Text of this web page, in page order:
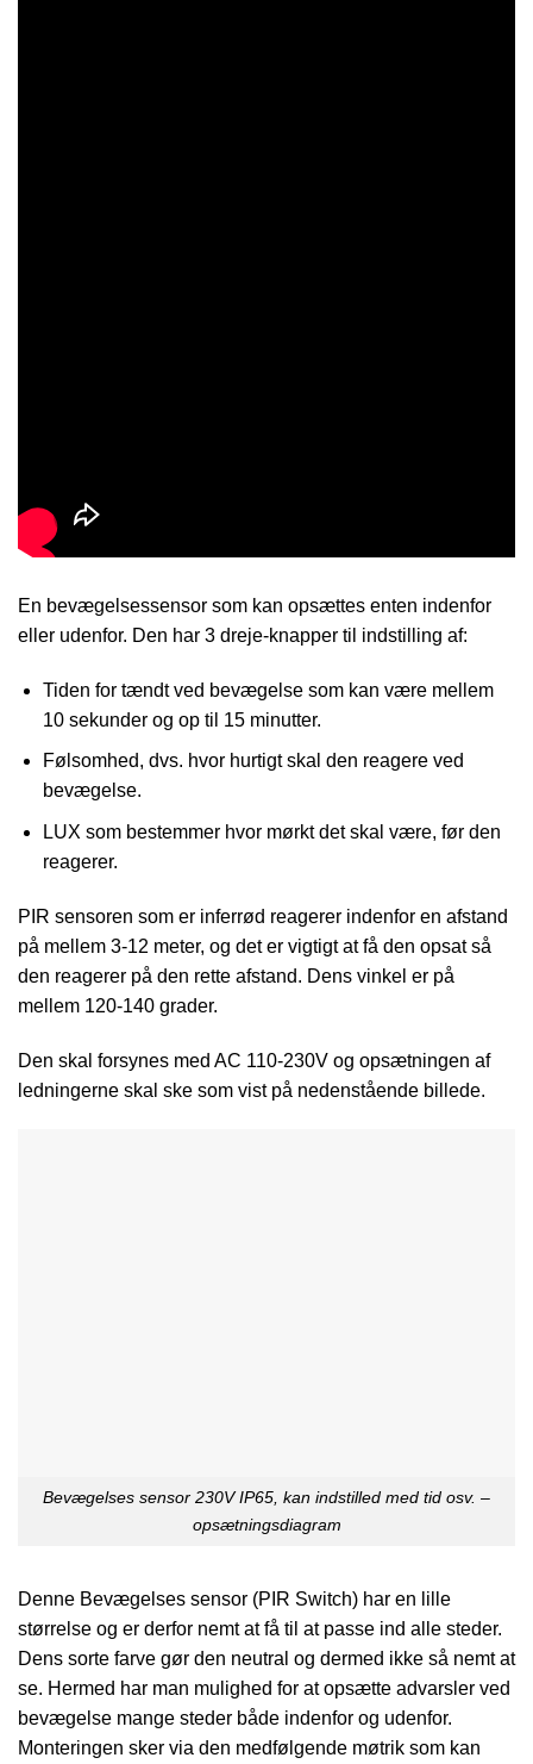
En bevægelsessensor som kan opsættes enten indenfor
eller udenfor. Den har 3 dreje-knapper til indstilling af:
Tiden for tændt ved bevægelse som kan være mellem
10 sekunder og op til 15 minutter.
Følsomhed, dvs. hvor hurtigt skal den reagere ved
bevægelse.
LUX som bestemmer hvor mørkt det skal være, før den
reagerer.
PIR sensoren som er inferrød reagerer indenfor en afstand
på mellem 3-12 meter, og det er vigtigt at få den opsat så
den reagerer på den rette afstand. Dens vinkel er på
mellem 120-140 grader.
Den skal forsynes med AC 110-230V og opsætningen af
ledningerne skal ske som vist på nedenstående billede.
Bevægelses sensor 230V IP65, kan indstilled med tid osv. –
opsætningsdiagram
Denne Bevægelses sensor (PIR Switch) har en lille
størrelse og er derfor nemt at få til at passe ind alle steder.
Dens sorte farve gør den neutral og dermed ikke så nemt at
se. Hermed har man mulighed for at opsætte advarsler ved
bevægelse mange steder både indenfor og udenfor.
Monteringen sker via den medfølgende møtrik som kan